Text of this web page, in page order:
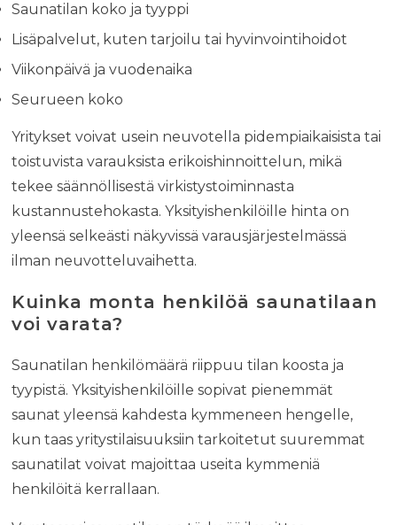
Saunatilan koko ja tyyppi
Lisäpalvelut, kuten tarjoilu tai hyvinvointihoidot
Viikonpäivä ja vuodenaika
Seurueen koko
Yritykset voivat usein neuvotella pidempiaikaisista tai
toistuvista varauksista erikoishinnoittelun, mikä
tekee säännöllisestä virkistystoiminnasta
kustannustehokasta. Yksityishenkilöille hinta on
yleensä selkeästi näkyvissä varausjärjestelmässä
ilman neuvotteluvaihetta.
Kuinka monta henkilöä saunatilaan
voi varata?
Saunatilan henkilömäärä riippuu tilan koosta ja
tyypistä. Yksityishenkilöille sopivat pienemmät
saunat yleensä kahdesta kymmeneen hengelle,
kun taas yritystilaisuuksiin tarkoitetut suuremmat
saunatilat voivat majoittaa useita kymmeniä
henkilöitä kerrallaan.